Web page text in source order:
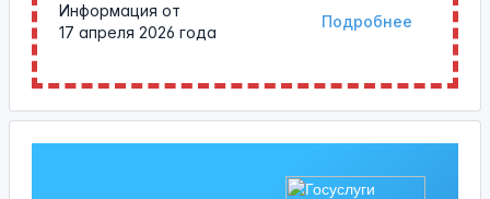
Подробнее
Информация от
17 апреля 2026 года